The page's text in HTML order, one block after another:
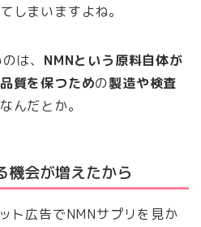
しまいますよね。
は、 NMNという原料自体が
品質を保つための製造や検査
んだとか。
機会が増えたから
ト広告でNMNサプリを見か